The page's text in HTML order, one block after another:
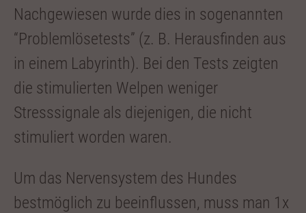
Nachgewiesen wurde dies in sogenannten
“Problemlösetests” (z. B. Herausfinden aus
in einem Labyrinth). Bei den Tests zeigten
die stimulierten Welpen weniger
Stresssignale als diejenigen, die nicht
stimuliert worden waren.
Um das Nervensystem des Hundes
bestmöglich zu beeinflussen, muss man 1x